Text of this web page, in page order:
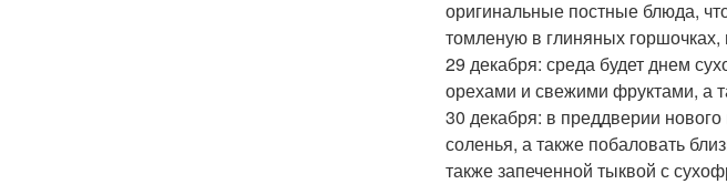
оригинальные постные блюда,
томленую в глиняных
29 декабря: среда будет днем
орехами и свежими фруктами, а
30 декабря: в преддверии
соленья, а также побаловать
также запеченной тыквой с